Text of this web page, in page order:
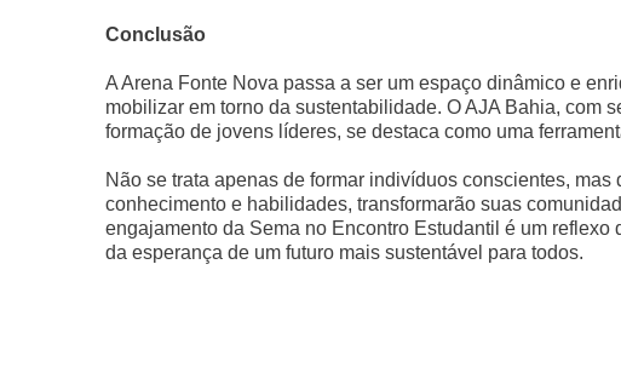
Conclusão
A Arena Fonte Nova passa a ser um espaço dinâmico e
mobilizar em torno da sustentabilidade. O AJA Bahia, com
formação de jovens líderes, se destaca como uma
Não se trata apenas de formar indivíduos conscientes,
conhecimento e habilidades, transformarão suas
engajamento da Sema no Encontro Estudantil é um
da esperança de um futuro mais sustentável para todos.